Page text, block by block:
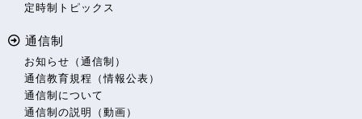
定時制トピックス
通信制
お知らせ（通信制）
通信教育規程（情報公表）
通信制について
通信制の説明（動画）